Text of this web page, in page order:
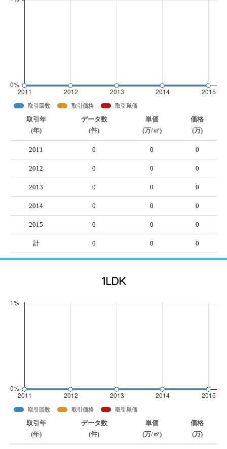
取引回数 取引価格 取引単価
取引年
(年)
データ数
(件)
単価
(万/㎡)
価格
(万)
2011 0 0 0
2012 0 0 0
2013 0 0 0
2014 0 0 0
2015 0 0 0
計 0 0 0
1LDK
取引回数 取引価格 取引単価
取引年
(年)
データ数
(件)
単価
(万/㎡)
価格
(万)